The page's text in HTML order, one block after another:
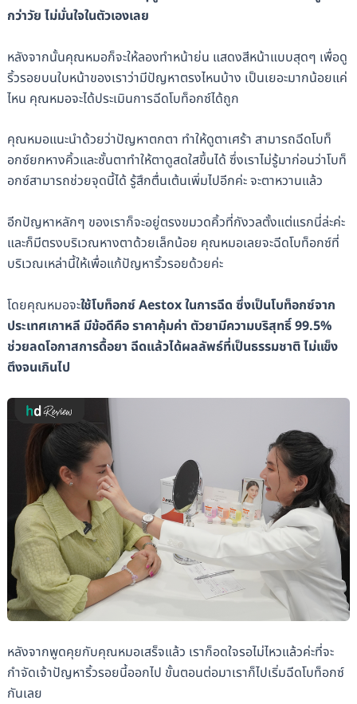
กว่าวัย ไม่มั่นใจในตัวเองเลย
หลังจากนั้นคุณหมอก็จะให้ลองทำหน้าย่น แสดงสีหน้าแบบสุดๆ เพื่อดู
ริ้วรอยบนใบหน้าของเราว่ามีปัญหาตรงไหนบ้าง เป็นเยอะมากน้อยแค่
ไหน คุณหมอจะได้ประเมินการฉีดโบท็อกซ์ได้ถูก
คุณหมอแนะนำด้วยว่าปัญหาตกตา ทำให้ดูตาเศร้า สามารถฉีดโบท็
อกซ์ยกหางคิ้วและชั้นตาทำให้ตาดูสดใสขึ้นได้ ซึ่งเราไม่รู้มาก่อนว่าโบท็
อกซ์สามารถช่วยจุดนี้ได้ รู้สึกตื่นเต้นเพิ่มไปอีกค่ะ จะตาหวานแล้ว
อีกปัญหาหลักๆ ของเราก็จะอยู่ตรงขมวดคิ้วที่กังวลตั้งแต่แรกนี่ล่ะค่ะ
และก็มีตรงบริเวณหางตาด้วยเล็กน้อย คุณหมอเลยจะฉีดโบท็อกซ์ที่
บริเวณเหล่านี้ให้เพื่อแก้ปัญหาริ้วรอยด้วยค่ะ
โดยคุณหมอจะใช้โบท็อกซ์ Aestox ในการฉีด ซึ่งเป็นโบท็อกซ์จาก
ประเทศเกาหลี มีข้อดีคือ ราคาคุ้มค่า ตัวยามีความบริสุทธิ์ 99.5%
ช่วยลดโอกาสการดื้อยา ฉีดแล้วได้ผลลัพธ์ที่เป็นธรรมชาติ ไม่แข็ง
ตึงจนเกินไป
หลังจากพูดคุยกับคุณหมอเสร็จแล้ว เราก็อดใจรอไม่ไหวแล้วค่ะที่จะ
กำจัดเจ้าปัญหาริ้วรอยนี้ออกไป ขั้นตอนต่อมาเราก็ไปเริ่มฉีดโบท็อกซ์
กันเลย